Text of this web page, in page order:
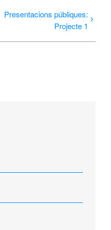
Presentacions públiques:
Projecte 1